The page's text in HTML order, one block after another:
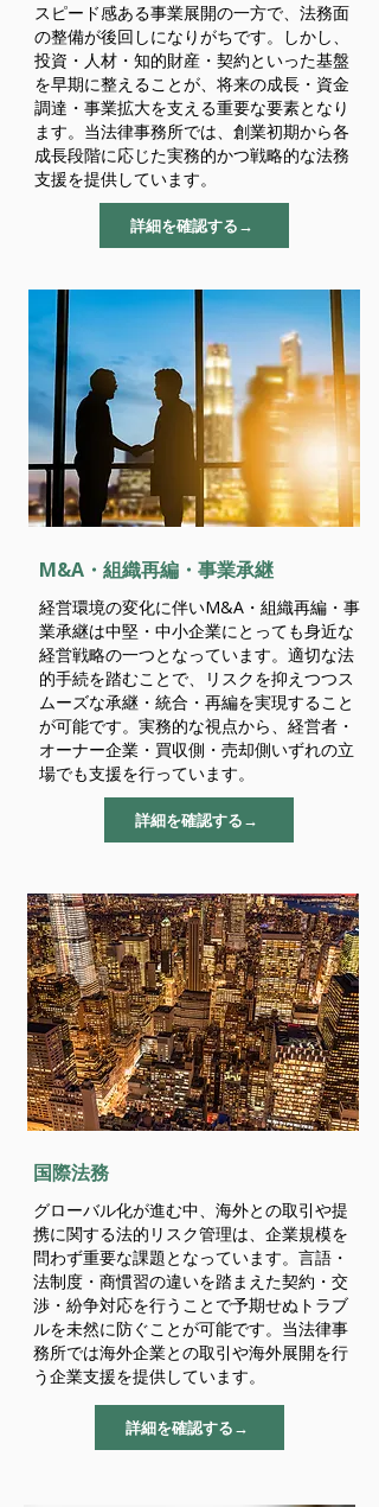
スピード感ある事業展開の一方で、法務面
の整備が後回しになりがちです。しかし、
投資・人材・知的財産・契約といった基盤
を早期に整えることが、将来の成長・資金
調達・事業拡大を支える重要な要素となり
ます。 当法律事務所では、創業初期から各
成長段階に応じた実務的かつ戦略的な法務
支援を提供しています。
詳細を確認する→
M&A・組織再編・事業承継
経営環境の変化に伴いM&A・組織再編・事
業承継は中堅・中小企業にとっても身近な
経営戦略の一つとなっています。適切な法
的手続を踏むことで、リスクを抑えつつス
ムーズな承継・統合・再編を実現すること
が可能です。実務的な視点から、経営者・
オーナー企業・買収側・売却側いずれの立
場でも支援を行っています。
詳細を確認する→
​国際法務
グローバル化が進む中、海外との取引や提
携に関する法的リスク管理は、企業規模を
問わず重要な課題となっています。言語・
法制度・商慣習の違いを踏まえた契約・交
渉・紛争対応を行うことで予期せぬトラブ
ルを未然に防ぐことが可能です。当法律事
務所では海外企業との取引や海外展開を行
う企業支援を提供しています。
詳細を確認する→